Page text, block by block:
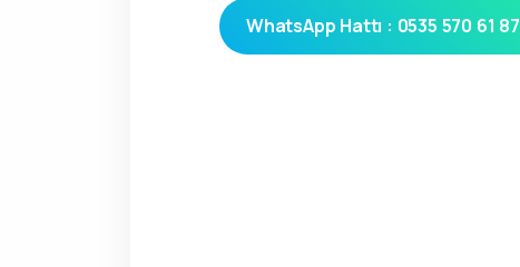
WhatsApp Hattı : 0535 570 61 87